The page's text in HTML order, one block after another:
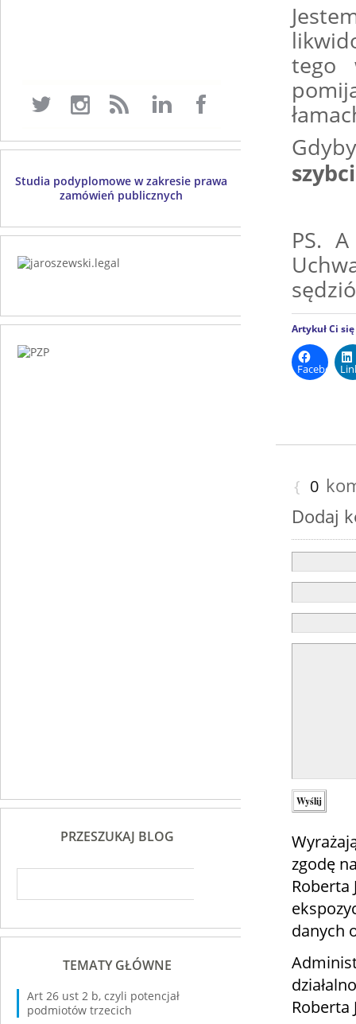
tego
PS.
Artykuł Ci
Facebook
{ 0
Dodaj
zgodę
Roberta
danych
Roberta
Studia podyplomowe w zakresie prawa
zamówień publicznych
PRZESZUKAJ BLOG
TEMATY GŁÓWNE
Art 26 ust 2 b, czyli potencjał
podmiotów trzecich